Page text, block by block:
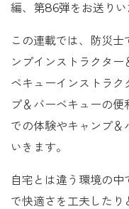
編、第86弾をお送りい
この連載では、防災
ンプインストラクタ
ベキューインストラク
プ＆バーベキューの
での体験やキャンプ＆
いきます。
自宅とは違う環境の
で快適さを工夫したり